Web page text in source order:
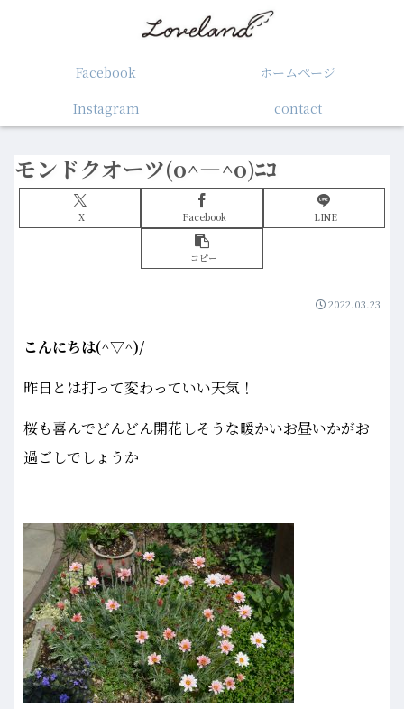
Facebook
ホームぺージ
Instagram
contact
モンドクオーツ(o^―^o)ﾆｺ
X Facebook LINE
コピー
2022.03.23
こんにちは(^▽^)/
昨日とは打って変わっていい天気！
桜も喜んでどんどん開花しそうな暖かいお昼いかがお
過ごしでしょうか